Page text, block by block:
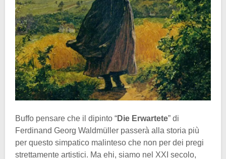
Buffo pensare che il dipinto “Die Erwartete” di
Ferdinand Georg Waldmüller passerà alla storia più
per questo simpatico malinteso che non per dei pregi
strettamente artistici. Ma ehi, siamo nel XXI secolo,